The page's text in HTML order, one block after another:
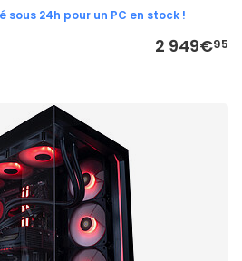
sous 24h pour un PC en stock !
2 949€95